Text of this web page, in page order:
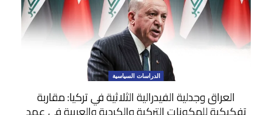
الدراسات السياسية
العراق وجدلية الفيدرالية الثلاثية في تركيا: مقاربة